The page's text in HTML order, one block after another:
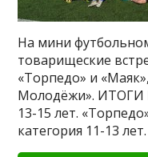
На мини
товарищеские
«Торпедо» и
Молодëжи». ИТОГИ
13-15 лет.
категория 11-13